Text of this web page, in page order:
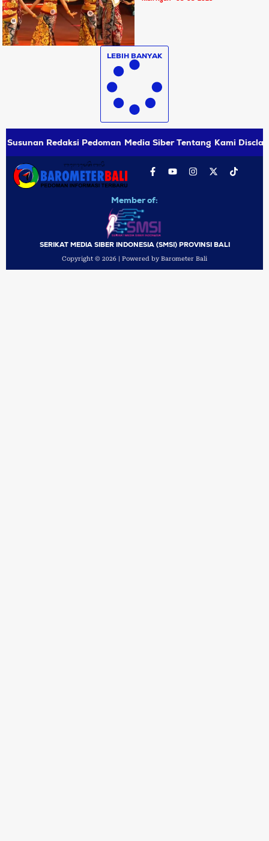
LEBIH BANYAK
Susunan Redaksi Pedoman Media Siber Tentang Kami
Member of:
SERIKAT MEDIA SIBER INDONESIA (SMSI) PROVINSI BALI
Copyright © 2026 | Powered by Barometer Bali